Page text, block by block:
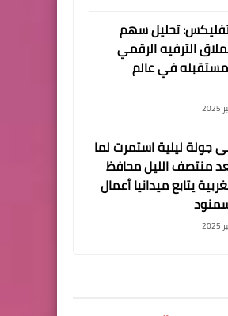
والكلم
تحليل سهم
الترفيه الرقمي
في عالم
جولة ليلية استمرت لما
منتصف الليل محافظ
يتابع ميدانيا أعمال